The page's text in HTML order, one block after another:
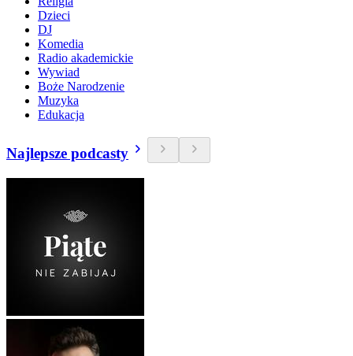
Dzieci
DJ
Komedia
Radio akademickie
Wywiad
Boże Narodzenie
Muzyka
Edukacja
Najlepsze podcasty